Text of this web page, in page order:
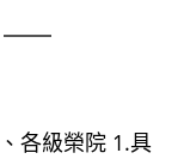
各級榮院 1.具